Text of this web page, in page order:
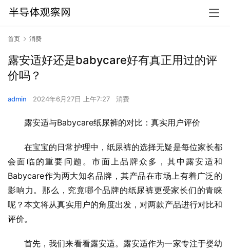
首页 消费
露安适好还是babycare好有真正用过的评
价吗？
admin 2024年6月27日 上午7:27 消费
露安适与Babycare纸尿裤的对比：真实用户评价
在宝宝的日常护理中，纸尿裤的选择无疑是每位家长都
会面临的重要问题。市面上品牌众多，其中露安适和
Babycare作为两大知名品牌，其产品在市场上有着广泛的
影响力。那么，究竟哪个品牌的纸尿裤更受家长们的青睐
呢？本文将从真实用户的角度出发，对两款产品进行对比和
评价。
首先，我们来看看露安适。露安适作为一家专注于婴幼